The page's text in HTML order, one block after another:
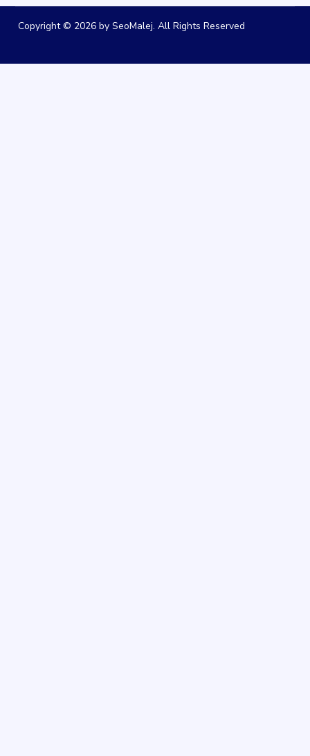
Copyright © 2026 by SeoMalej. All Rights Reserved